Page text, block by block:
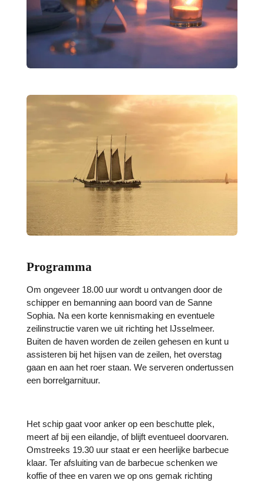
Programma
Om ongeveer 18.00 uur wordt u ontvangen door de
schipper en bemanning aan boord van de Sanne
Sophia. Na een korte kennismaking en eventuele
zeilinstructie varen we uit richting het IJsselmeer.
Buiten de haven worden de zeilen gehesen en kunt u
assisteren bij het hijsen van de zeilen, het overstag
gaan en aan het roer staan. We serveren ondertussen
een borrelgarnituur.
Het schip gaat voor anker op een beschutte plek,
meert af bij een eilandje, of blijft eventueel doorvaren.
Omstreeks 19.30 uur staat er een heerlijke barbecue
klaar. Ter afsluiting van de barbecue schenken we
koffie of thee en varen we op ons gemak richting